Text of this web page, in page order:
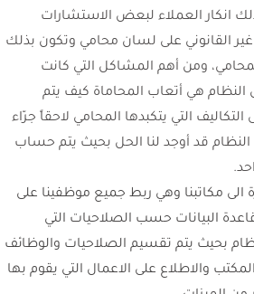
انكار العملاء لبعض الاستشارات
غير القانوني على لسان محامي وتكون بذلك
ومن أهم المشاكل التي كانت
النظام هي أتعاب المحاماة كيف يتم
التي يتكبدها المحامي لاحقاً جرّاء
قد أوجد لنا الحل بحيث يتم حساب
الى مكاتبنا وهي ربط جميع موظفينا على
البيانات حسب الصلاحيات التي
بحيث يتم تقسيم الصلاحيات والوظائف
والاطلاع على الاعمال التي يقوم بها